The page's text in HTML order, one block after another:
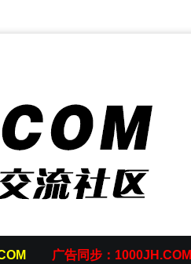
广告同步：1000JH.COM